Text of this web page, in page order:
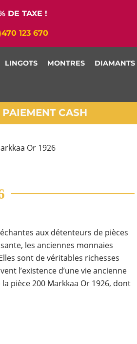
DE TAXE !
123 670
LINGOTS MONTRES DIAMANTS
CASH
Or 1926
aux détenteurs de pièces
les anciennes monnaies
sont de véritables richesses
l’existence d’une vie ancienne
pièce 200 Markkaa Or 1926, dont